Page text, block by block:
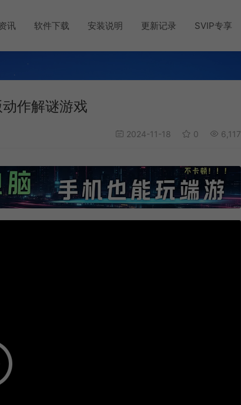
讯 软件下载 安装说明 更新记录 SVIP专享
作解谜游戏
2024-11-18 0 6,117